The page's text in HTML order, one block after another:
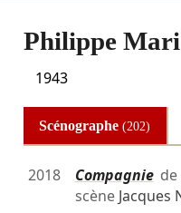
Philippe
1943
Scénographe(202)
2018 Compagniede
scène Jacques